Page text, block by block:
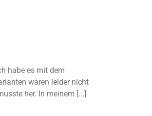
habe es mit dem
waren leider nicht
her. In meinem [...]